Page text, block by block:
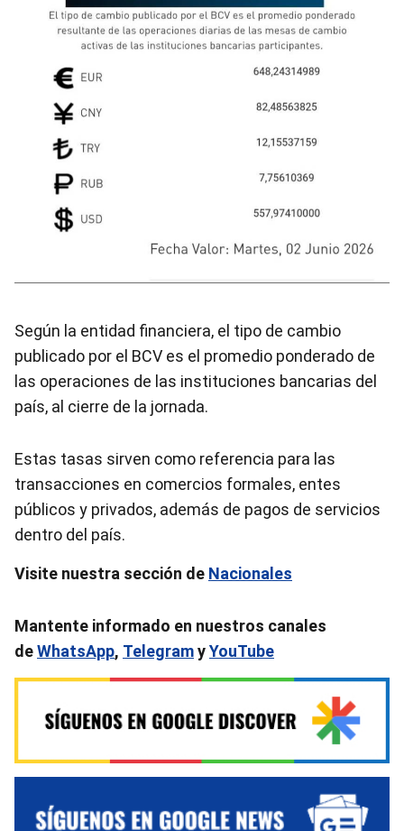
Según la entidad financiera, el tipo de cambio
publicado por el BCV es el promedio ponderado de
las operaciones de las instituciones bancarias del
país, al cierre de la jornada.
Estas tasas sirven como referencia para las
transacciones en comercios formales, entes
públicos y privados, además de pagos de servicios
dentro del país.
Visite nuestra sección de Nacionales
Mantente informado en nuestros canales
deWhatsApp, TelegramyYouTube